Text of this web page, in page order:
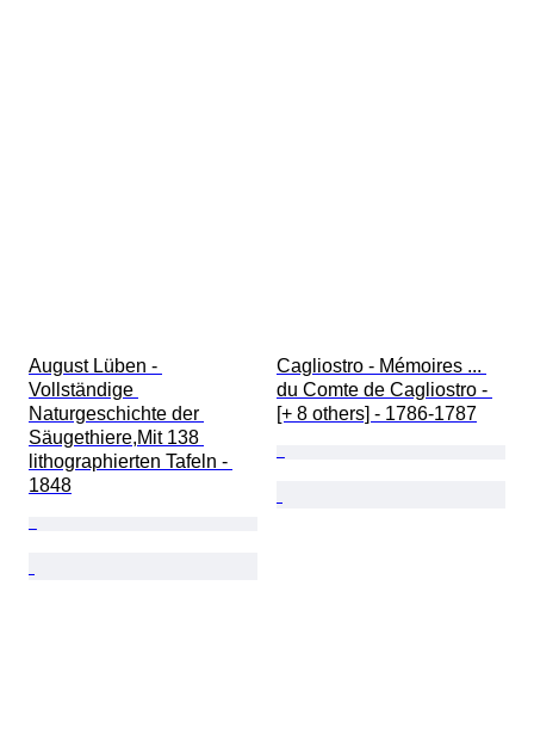
August Lüben -
Vollständige
Naturgeschichte der
Säugethiere,Mit 138
lithographierten Tafeln -
1848
Cagliostro - Mémoires ...
du Comte de Cagliostro -
[+ 8 others] - 1786-1787